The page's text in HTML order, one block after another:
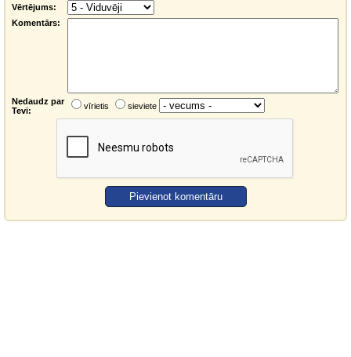
Vērtējums:
Komentārs:
Nedaudz par
Tevi:
vīrietis sieviete